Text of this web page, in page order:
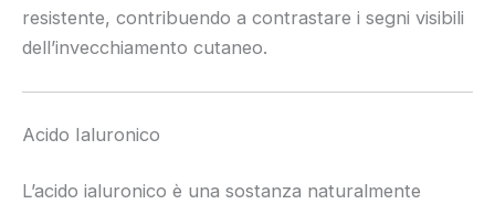
resistente, contribuendo a contrastare i segni visibili
dell’invecchiamento cutaneo.
Acido Ialuronico
L’acido ialuronico è una sostanza naturalmente